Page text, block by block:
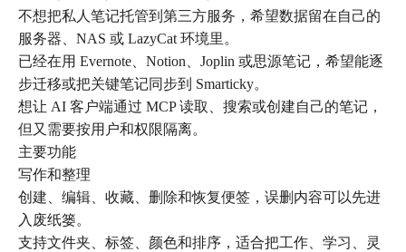
不想把私人笔记托管到第三方服务，希望数据留在自己的
服务器、NAS 或 LazyCat 环境里。
已经在用 Evernote、Notion、Joplin 或思源笔记，希望能逐
步迁移或把关键笔记同步到 Smarticky。
想让 AI 客户端通过 MCP 读取、搜索或创建自己的笔记，
但又需要按用户和权限隔离。
主要功能
写作和整理
创建、编辑、收藏、删除和恢复便签，误删内容可以先进
入废纸篓。
支持文件夹、标签、颜色和排序，适合把工作、学习、灵